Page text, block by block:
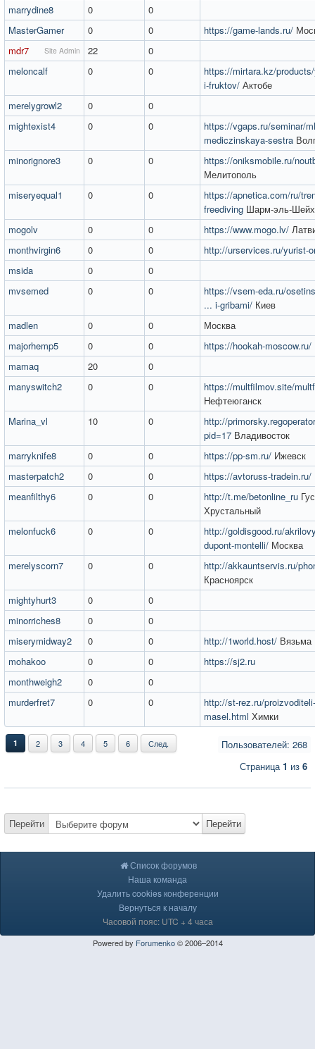
marrydine8
0
0
MasterGamer
0 0 https://game-lands.ru/
mdr7
Site Admin 22
0
meloncalf
0 0
https://mirtara.kz/
i-fruktov/ Актобе
merelygrowl2
0
0
mightexist4
0 0
https://vgaps.ru/seminar/
mediczinskaya-sestra
minorignore3
0 0
https://oniksmobile.ru/
Мелитополь
miseryequal1
0 0
https://apnetica.com/ru/
freediving Шарм-эль-Шейх
mogolv
0 0 https://www.mogo.lv/
monthvirgin6
0 0
http://urservices.ru/yurist-
msida
0
0
mvsemed
0 0
https://vsem-eda.ru/
... i-gribami/ Киев
madlen
0 0
Москва
majorhemp5
0 0 https://hookah-moscow.ru/
mamaq
20
0
manyswitch2
0 0
https://multfilmov.site/
Нефтеюганск
Marina_vl
10 0
http://
pid=17 Владивосток
marryknife8
0 0 https://pp-sm.ru/ Ижевск
masterpatch2
0 0 https://avtoruss-tradein.ru/
meanfilthy6
0 0 http://t.me/betonline_ru
Хрустальный
melonfuck6
0 0
http://goldisgood.ru/
dupont-montelli/ Москва
merelyscorn7
0 0
http://akkauntservis.ru/
Красноярск
mightyhurt3
0
0
minorriches8
0
0
miserymidway2
0 0 http://1world.host/ Вязьма
mohakoo
0 0
https://sj2.ru
monthweigh2
0
0
murderfret7
0 0
http://st-rez.ru/
masel.html Химки
Пользователей: 268
1 2 3 4 5 6 След.
Страница1 из 6
Перейти Перейти
Список форумов
Наша команда
Удалить cookies конференции
Вернуться к началу
Часовой пояс: UTC + 4 часа
Powered by Forumenko© 2006–2014